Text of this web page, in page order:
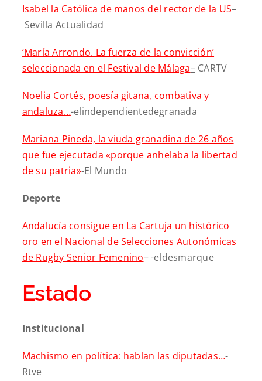
Isabel la Católica de manos del rector de la US–
Sevilla Actualidad
‘María Arrondo. La fuerza de la convicción’
seleccionada en el Festival de Málaga–CARTV
Noelia Cortés, poesía gitana, combativa y
andaluza…-elindependientedegranada
Mariana Pineda, la viuda granadina de 26 años
que fue ejecutada «porque anhelaba la libertad
de su patria»-El Mundo
Deporte
Andalucía consigue en La Cartuja un histórico
oro en el Nacional de Selecciones Autonómicas
de Rugby Senior Femenino– -eldesmarque
Estado
Institucional
Machismo en política: hablan las diputadas…-
Rtve